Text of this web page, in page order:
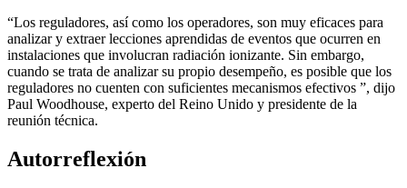
“Los reguladores, así como los operadores, son muy eficaces para
analizar y extraer lecciones aprendidas de eventos que ocurren en
instalaciones que involucran radiación ionizante. Sin embargo,
cuando se trata de analizar su propio desempeño, es posible que los
reguladores no cuenten con suficientes mecanismos efectivos ”, dijo
Paul Woodhouse, experto del Reino Unido y presidente de la
reunión técnica.
Autorreflexión